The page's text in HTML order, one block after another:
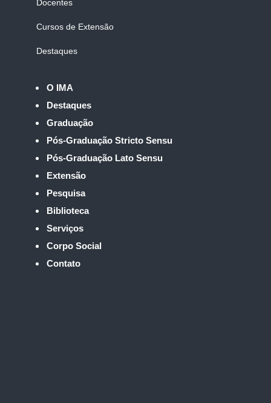
Docentes
Cursos de Extensão
Destaques
O IMA
Destaques
Graduação
Pós-Graduação Stricto Sensu
Pós-Graduação Lato Sensu
Extensão
Pesquisa
Biblioteca
Serviços
Corpo Social
Contato